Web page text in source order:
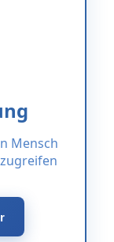
Mensch